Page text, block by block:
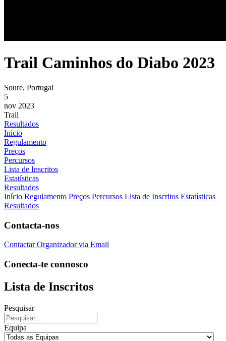
Trail Caminhos do Diabo 2023
Soure, Portugal
5
nov 2023
Trail
Resultados
Início
Regulamento
Preços
Percursos
Lista de Inscritos
Estatísticas
Resultados
Início Regulamento Preços Percursos Lista de Inscritos Estatísticas
Resultados
Contacta-nos
Contactar Organizador via Email
Conecta-te connosco
Lista de Inscritos
Pesquisar
Equipa